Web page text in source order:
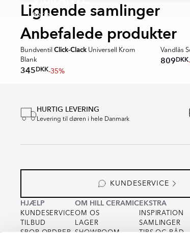
Lignende samlinger
Serie
Anbefalede produkter
Bundventil Click-ClackUniversell Krom
Blank
345DKK-35%
Vandlås
809DKK
HURTIG LEVERING
Levering til døren i hele Danmark
KUNDESERVICE
HJÆLP
KUNDESERVICE
TILBUD
OM HILL CERAMIC
OM OS
LAGER
EKSTRA
INSPIRATION
SAMLINGER